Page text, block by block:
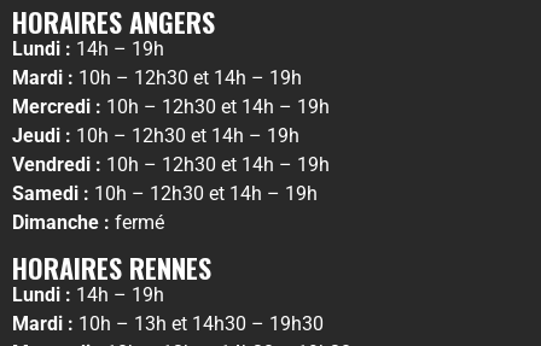
HORAIRES ANGERS
Lundi : 14h – 19h
Mardi : 10h – 12h30 et 14h – 19h
Mercredi : 10h – 12h30 et 14h – 19h
Jeudi : 10h – 12h30 et 14h – 19h
Vendredi : 10h – 12h30 et 14h – 19h
Samedi : 10h – 12h30 et 14h – 19h
Dimanche : fermé
HORAIRES RENNES
Lundi : 14h – 19h
Mardi : 10h – 13h et 14h30 – 19h30